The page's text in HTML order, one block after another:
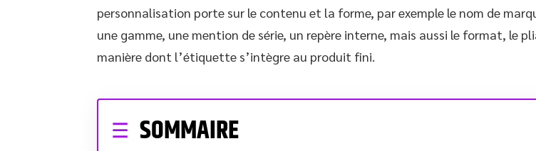
personnalisation porte sur le contenu et la forme, par exemple le nom de
une gamme, une mention de série, un repère interne, mais aussi le format, le
manière dont l’étiquette s’intègre au produit fini.
SOMMAIRE